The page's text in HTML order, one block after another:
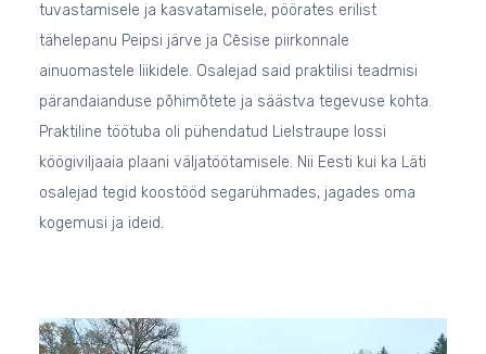
tuvastamisele ja kasvatamisele, pöörates erilist
tähelepanu Peipsi järve ja Cēsise piirkonnale
ainuomastele liikidele. Osalejad said praktilisi teadmisi
pärandaianduse põhimõtete ja säästva tegevuse kohta.
Praktiline töötuba oli pühendatud Lielstraupe lossi
köögiviljaaia plaani väljatöötamisele. Nii Eesti kui ka Läti
osalejad tegid koostööd segarühmades, jagades oma
kogemusi ja ideid.